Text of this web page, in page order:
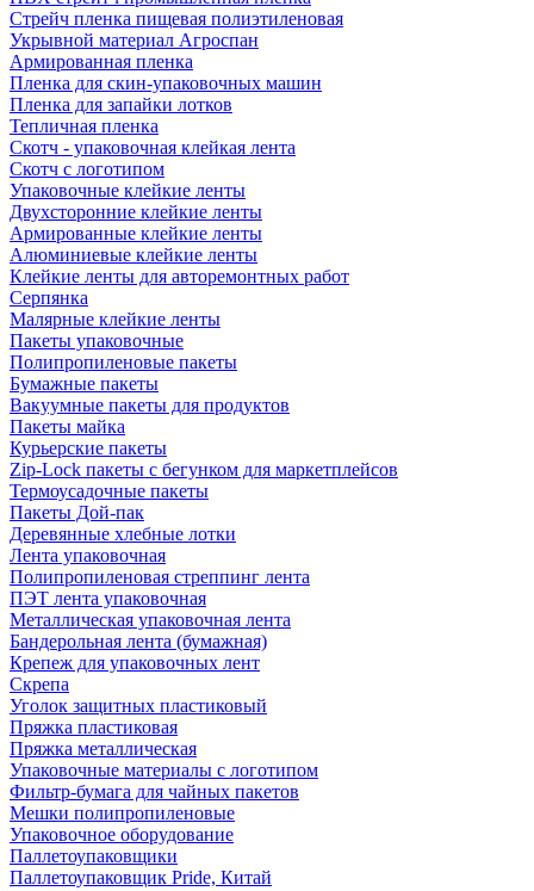
Стрейч пленка пищевая полиэтиленовая
Укрывной материал Агроспан
Армированная пленка
Пленка для скин-упаковочных машин
Пленка для запайки лотков
Тепличная пленка
Скотч - упаковочная клейкая лента
Скотч с логотипом
Упаковочные клейкие ленты
Двухсторонние клейкие ленты
Армированные клейкие ленты
Алюминиевые клейкие ленты
Клейкие ленты для авторемонтных работ
Серпянка
Малярные клейкие ленты
Пакеты упаковочные
Полипропиленовые пакеты
Бумажные пакеты
Вакуумные пакеты для продуктов
Пакеты майка
Курьерские пакеты
Zip-Lock пакеты с бегунком для маркетплейсов
Термоусадочные пакеты
Пакеты Дой-пак
Деревянные хлебные лотки
Лента упаковочная
Полипропиленовая стреппинг лента
ПЭТ лента упаковочная
Металлическая упаковочная лента
Бандерольная лента (бумажная)
Крепеж для упаковочных лент
Скрепа
Уголок защитных пластиковый
Пряжка пластиковая
Пряжка металлическая
Упаковочные материалы с логотипом
Фильтр-бумага для чайных пакетов
Мешки полипропиленовые
Упаковочное оборудование
Паллетоупаковщики
Паллетоупаковщик Pride, Китай